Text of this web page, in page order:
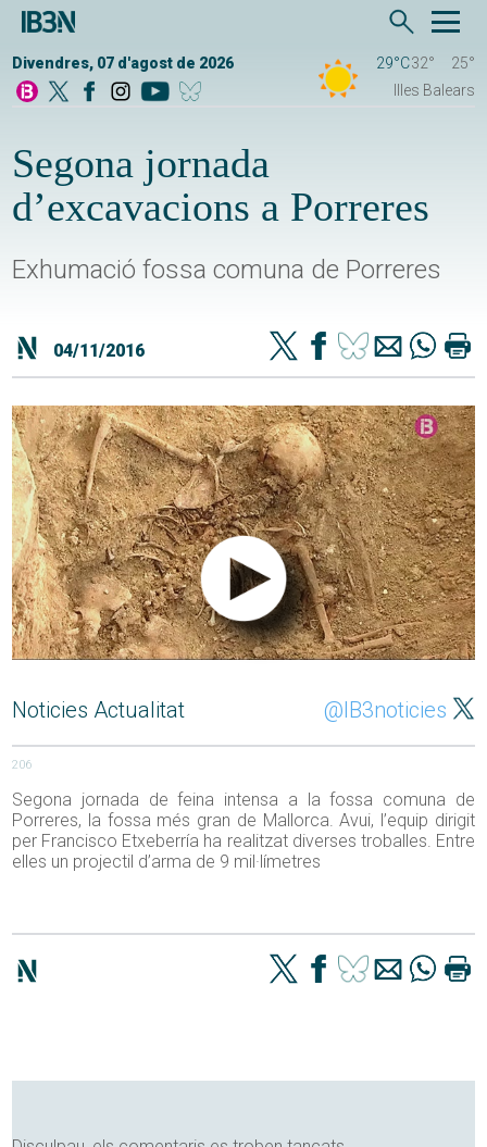
Divendres, 07 d'agost de 2026 29°C32°
25°
Illes Balears
Segona jornada
d’excavacions a Porreres
Exhumació fossa comuna de Porreres
04/11/2016
Noticies Actualitat @IB3noticies
206
Segona jornada de feina intensa a la fossa comuna de
Porreres, la fossa més gran de Mallorca. Avui, l’equip dirigit
per Francisco Etxeberría ha realitzat diverses troballes. Entre
elles un projectil d’arma de 9 mil·límetres